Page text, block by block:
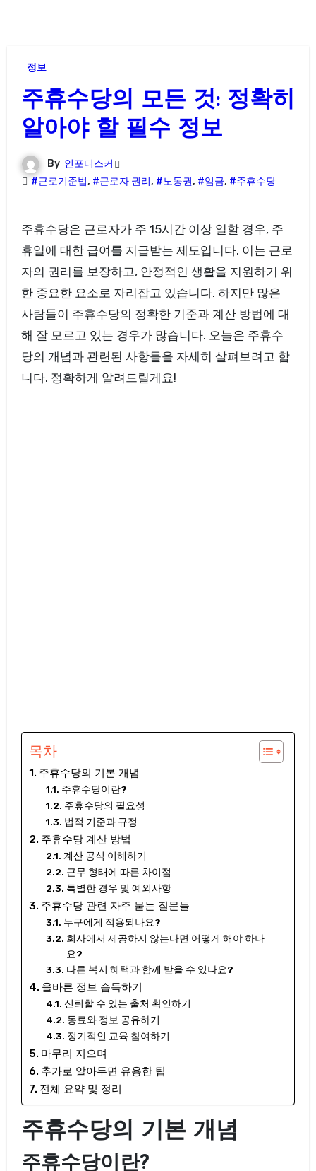
정보
주휴수당의 모든 것: 정확히
알아야 할 필수 정보
By 인포디스커
#근로기준법, #근로자 권리, #노동권, #임금, #주휴수당
주휴수당은 근로자가 주 15시간 이상 일할 경우, 주
휴일에 대한 급여를 지급받는 제도입니다. 이는 근로
자의 권리를 보장하고, 안정적인 생활을 지원하기 위
한 중요한 요소로 자리잡고 있습니다. 하지만 많은
사람들이 주휴수당의 정확한 기준과 계산 방법에 대
해 잘 모르고 있는 경우가 많습니다. 오늘은 주휴수
당의 개념과 관련된 사항들을 자세히 살펴보려고 합
니다. 정확하게 알려드릴게요!
목차
주휴수당의 기본 개념
주휴수당이란?
주휴수당의 필요성
법적 기준과 규정
주휴수당 계산 방법
계산 공식 이해하기
근무 형태에 따른 차이점
특별한 경우 및 예외사항
주휴수당 관련 자주 묻는 질문들
누구에게 적용되나요?
회사에서 제공하지 않는다면 어떻게 해야 하나
요?
다른 복지 혜택과 함께 받을 수 있나요?
올바른 정보 습득하기
신뢰할 수 있는 출처 확인하기
동료와 정보 공유하기
정기적인 교육 참여하기
마무리 지으며
추가로 알아두면 유용한 팁
전체 요약 및 정리
주휴수당의 기본 개념
주휴수당이란?